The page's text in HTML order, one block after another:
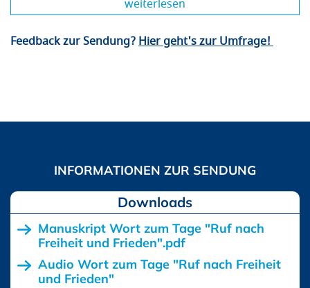
weiterlesen
Feedback zur Sendung?Hier geht's zur Umfrage!
Downloads
Manuskript Wort zum Tage "Ruf nach
Freiheit und Frieden".pdf
Audio Wort zum Tage "Ruf nach Freiheit
und Frieden"